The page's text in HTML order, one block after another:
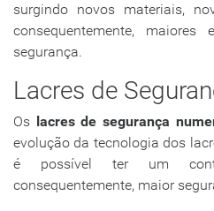
surgindo novos materiais,
consequentemente,
segurança.
Lacres de
Os lacres de segurança
evolução da tecnologia dos
é possível ter um
consequentemente, maior